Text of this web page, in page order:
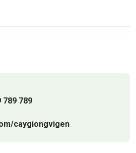
789 789
caygiongvigen